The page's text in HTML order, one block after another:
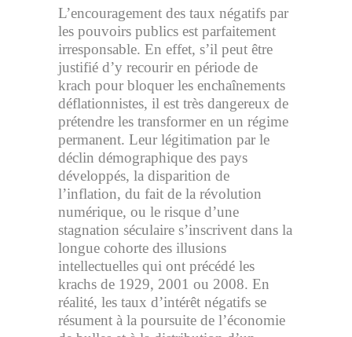
L’encouragement des taux négatifs par
les pouvoirs publics est parfaitement
irresponsable. En effet, s’il peut être
justifié d’y recourir en période de
krach pour bloquer les enchaînements
déflationnistes, il est très dangereux de
prétendre les transformer en un régime
permanent. Leur légitimation par le
déclin démographique des pays
développés, la disparition de
l’inflation, du fait de la révolution
numérique, ou le risque d’une
stagnation séculaire s’inscrivent dans la
longue cohorte des illusions
intellectuelles qui ont précédé les
krachs de 1929, 2001 ou 2008. En
réalité, les taux d’intérêt négatifs se
résument à la poursuite de l’économie